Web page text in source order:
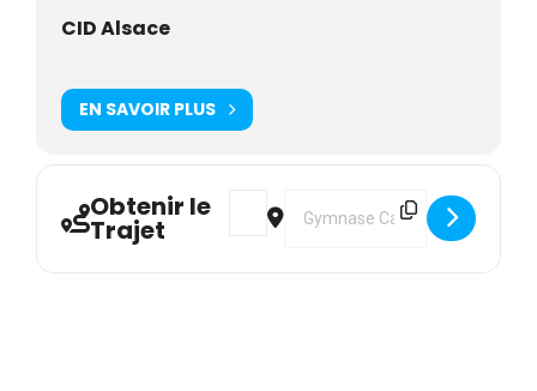
CID Alsace
EN SAVOIR PLUS
Obtenir le
Trajet
Address - CID : Stage exceptionnel
Destination Address - CID :